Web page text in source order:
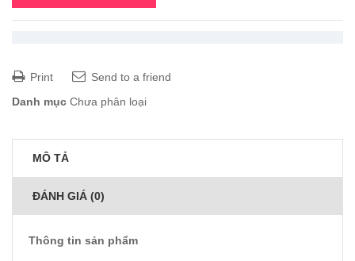
Print
Send to a friend
Danh mục Chưa phân loại
MÔ TẢ
ĐÁNH GIÁ (0)
Thông tin sản phẩm